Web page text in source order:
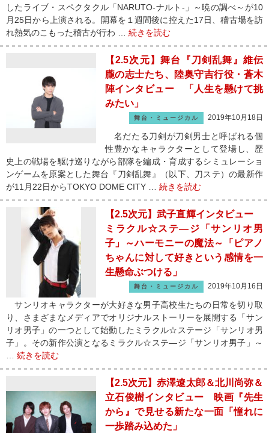
したライブ・スペクタクル「NARUTO-ナルト-」～暁の調べ～が10
月25日から上演される。開幕を１週間後に控えた17日、稽古場を訪
れ熱気のこもった稽古が行わ … 続きを読む
【2.5次元】舞台『刀剣乱舞』維伝
朧の志士たち、陸奥守吉行役・蒼木
陣インタビュー 「人生を懸けて挑
みたい」
舞台・ミュージカル 2019年10月18日
名だたる刀剣が刀剣男士と呼ばれる個
性豊かなキャラクターとして登場し、歴
史上の戦場を駆け巡りながら部隊を編成・育成するシミュレーショ
ンゲームを原案とした舞台『刀剣乱舞』（以下、刀ステ）の最新作
が11月22日からTOKYO DOME CITY … 続きを読む
【2.5次元】武子直輝インタビュー
ミラクル☆ステ―ジ「サンリオ男
子」～ハーモニーの魔法～「ピアノ
ちゃんに対して好きという感情を一
生懸命ぶつける」
舞台・ミュージカル 2019年10月16日
サンリオキャラクターが大好きな男子高校生たちの日常を切り取
り、さまざまなメディアでオリジナルストーリーを展開する「サン
リオ男子」の一つとして始動したミラクル☆ステージ「サンリオ男
子」。その新作公演となるミラクル☆ステ―ジ「サンリオ男子」～
続きを読む
【2.5次元】赤澤遼太郎＆北川尚弥＆
立石俊樹インタビュー 映画『先生
から』で見せる新たな一面「憧れに
一歩踏み込めた」